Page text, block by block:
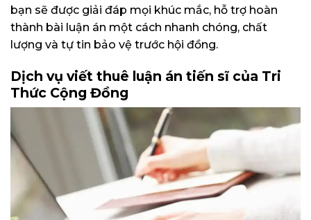
bạn sẽ được giải đáp mọi khúc mắc, hỗ trợ hoàn
thành bài luận án một cách nhanh chóng, chất
lượng và tự tin bảo vệ trước hội đồng.
Dịch vụ viết thuê luận án tiến sĩ của Tri
Thức Cộng Đồng